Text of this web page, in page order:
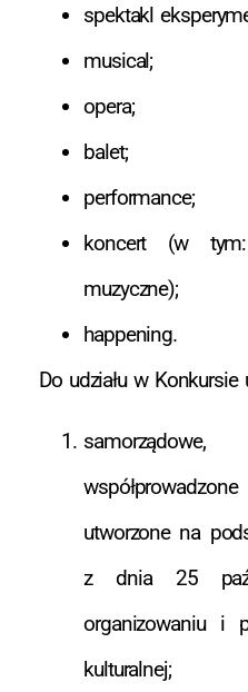
spektakl
musical;
opera;
balet;
performance;
koncert (w
muzyczne);
happening.
Do udziału w
utworzone na
z dnia 25
organizowaniu i
kulturalnej;